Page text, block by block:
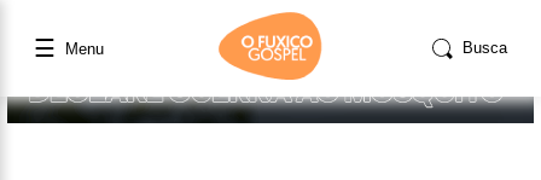
☰ Menu Busca